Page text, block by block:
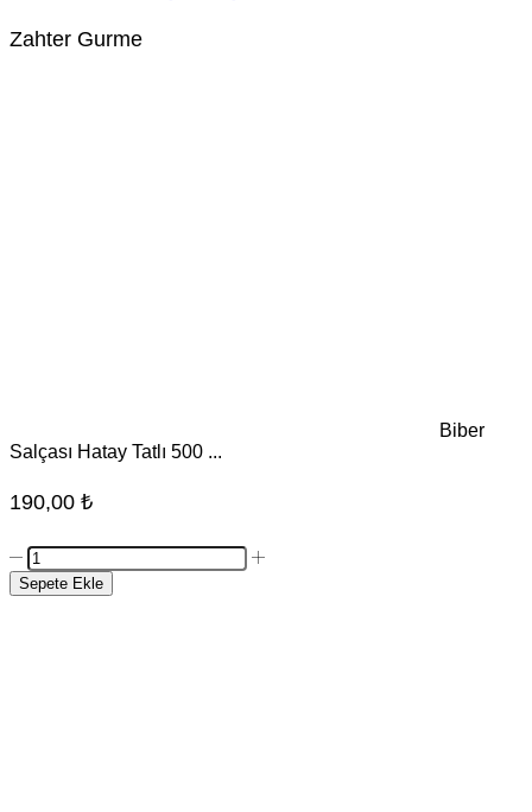
Zahter Gurme
Biber
Salçası Hatay Tatlı 500 ...
190,00 ₺
Biber
Salçası
Hatay
Sepete Ekle